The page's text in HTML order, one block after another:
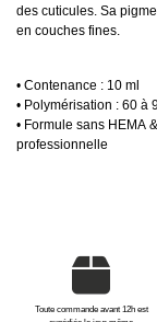
des cuticules. Sa
en couches fines.
• Contenance : 10 ml
• Polymérisation : 60 à
• Formule sans HEMA
professionnelle
Toute commande avant 12h est